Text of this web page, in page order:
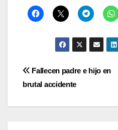
Navegación
Fallecen padre e hijo en
brutal accidente